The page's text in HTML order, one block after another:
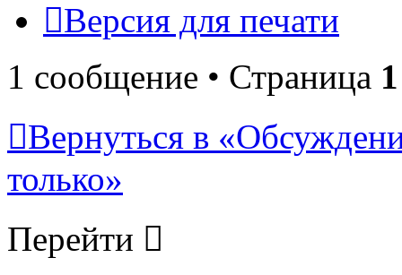
Версия для печати
1 сообщение • Страница 1
Вернуться в
только»
Перейти